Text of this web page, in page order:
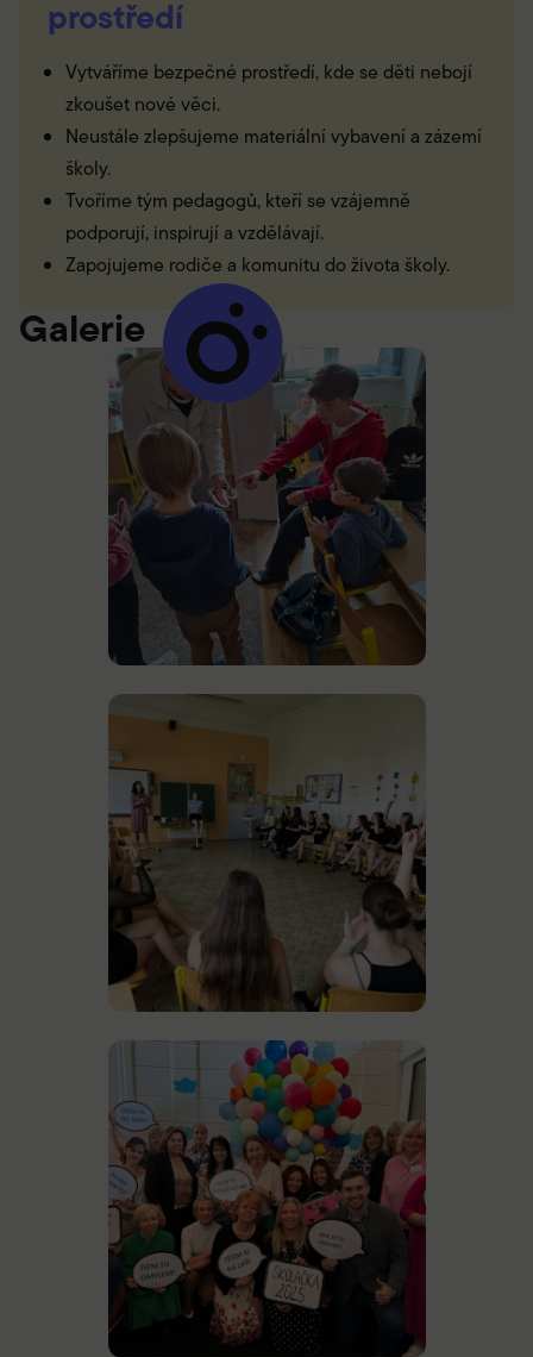
prostředí
Vytváříme bezpečné prostředí, kde se děti nebojí
zkoušet nové věci.
Neustále zlepšujeme materiální vybavení a zázemí
školy.
Tvoříme tým pedagogů, kteří se vzájemně
podporují, inspirují a vzdělávají.
Zapojujeme rodiče a komunitu do života školy.
Galerie